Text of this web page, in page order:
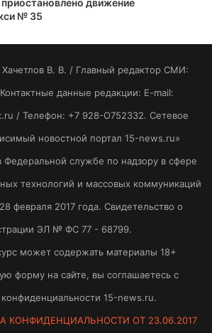
движение
№ 35
B. B. / Главный редактор СМИ:
данные редакции: E-mail:
/ Телефон: +7 928-O752332. Сетевое
новостной портал 15-news.ru»
Федеральной службе по надзору в сфере
технологий и массовых коммуникаций
февраля 2017 года. Свидетельство о
ЭЛ № ФС 77 - 68799.
может содержать материалы 18+
форму на сайте, вы соглашаетесь с
15-news.ru.
КОНФИДЕНЦИАЛЬНОСТИ ОТ 23.06.2017